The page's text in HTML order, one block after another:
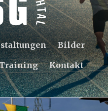
Bilder
Kontakt